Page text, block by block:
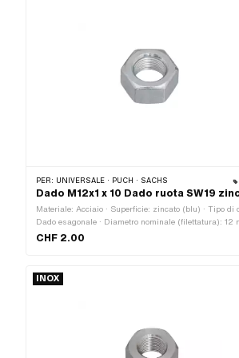
PER: UNIVERSALE · PUCH · SACHS
Dado M12x1 x 10 Dado ruota SW19
Materiale: Acciaio · Superficie: zincato (blu) · Tipo di
Dado esagonale · Diametro nominale (filettatura): 12
Altezza: 10 mm · Area di applicazione: Standard ·
MF12x1 (filettatura a passo fine) · Numero OEM Puch:
25015
CHF 2.00
INOX